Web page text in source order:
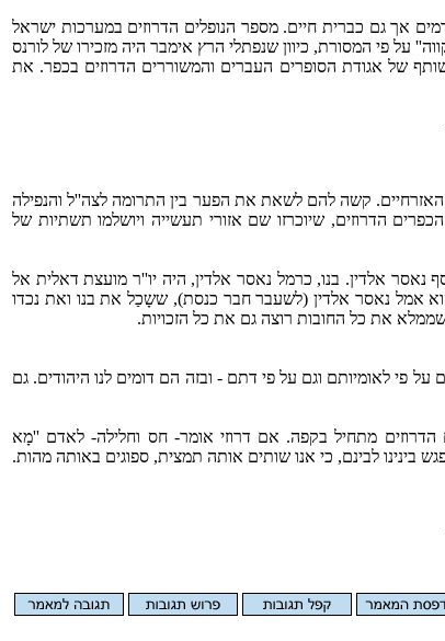
אך גם כברית חיים. מספר הנופלים הדרוזים במערכות ישראל
על פי המסורת, כיוון שנפתלי הרץ אימבר היה מזכירו של לורנס
יזכור לחיילים הדרוזים כמיזם משותף של אגודת הסופרים העברים והמשוררים הדרוזים בכפר. את
האזרחיים. קשה להם לשאת את הפער בין התרומה לצה''ל והנפילה
הדרוזים, שיוכרזו שם אזורי תעשייה ויושלמו תשתיות של
נאסר אלדין. בנו, כרמל נאסר אלדין, היה יו''ר מועצת דאלית אל
אמל נאסר אלדין (לשעבר חבר כנסת), ששָכַל את בנו ואת נכדו
את כל החובות רוצה גם את כל הזכויות.
פי לאומיותם וגם על פי דתם - ובזה הם דומים לנו היהודים. גם
מתחיל בקפה. אם דרוזי אומר- חס וחלילה- לאדם ''מָא
לבינם, כי אנו שותים אותה תמצית, ספוגים באותה מהות.